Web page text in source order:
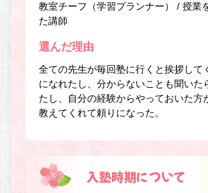
教室チーフ（学習プランナー） / 授業
た講師
選んだ理由
全ての先生が毎回塾に行くと挨拶して
になれたし、分からないことも聞いた
たし、自分の経験からやっておいた方
教えてくれて頼りになった。
入塾時期について